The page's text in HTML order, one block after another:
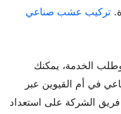
تركيب عشب صناعي
الخدمة، يمكنك
في أم القيوين عبر
فريق الشركة على استعداد